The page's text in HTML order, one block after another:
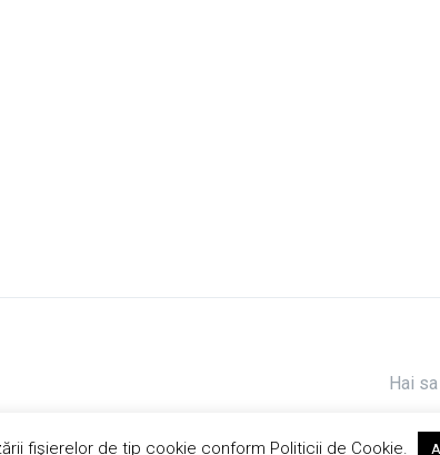
Hai
fişierelor de tip cookie conform Politicii de Cookie.